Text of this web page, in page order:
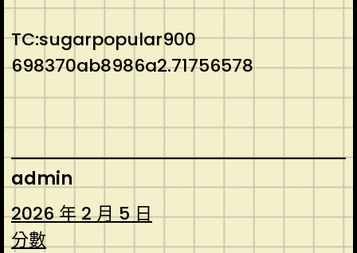
TC:sugarpopular900
698370ab8986a2.71756578
admin
2026 年 2 月 5 日
分數